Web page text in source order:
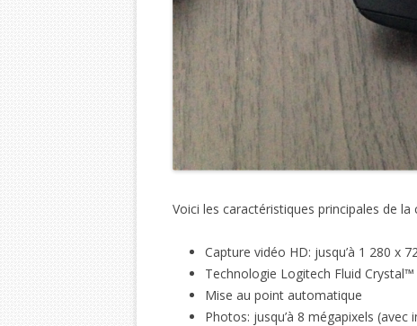
Voici les caractéristiques principales de
Capture vidéo HD: jusqu’à 1 280 x
Technologie Logitech Fluid Crystal™
Mise au point automatique
Photos: jusqu’à 8 mégapixels